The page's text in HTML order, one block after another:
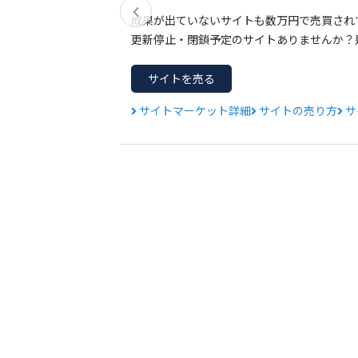
成果が出ていないサイトも数万円で売買さ
更新停止・閉鎖予定のサイトありませんか
サイトを売る
サイトマーケット詳細 サイトの売り方